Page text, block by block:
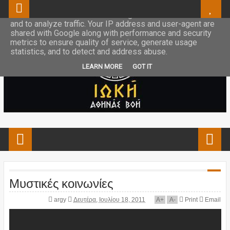
Μυστικές κοινωνίες
argy Δευτέρα, Ιουλίου 18, 2011 A+ A- Print Email
This site uses cookies from Google to deliver its services
and to analyze traffic. Your IP address and user-agent are
shared with Google along with performance and security
metrics to ensure quality of service, generate usage
statistics, and to detect and address abuse.
LEARN MORE GOT IT